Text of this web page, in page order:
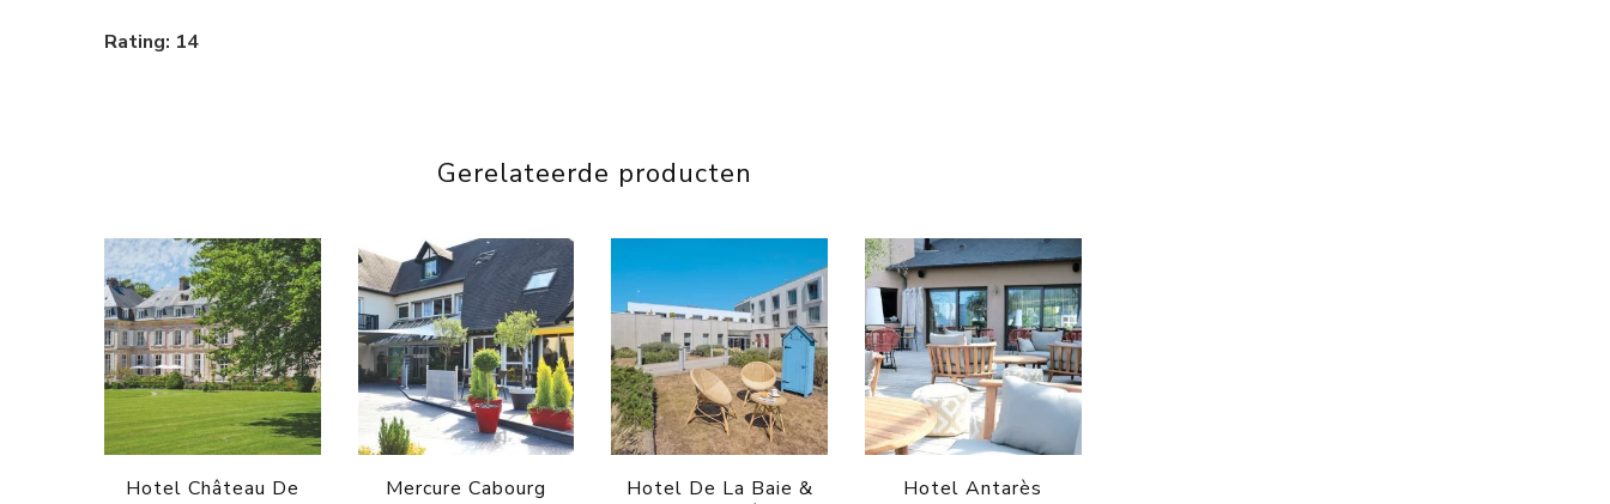
Rating: 14
Gerelateerde producten
Hotel Château De
Mercure Cabourg
Hotel De La Baie &
Hotel Antarès